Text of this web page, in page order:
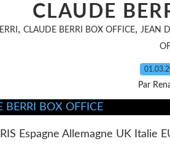
CLAUDE
, CLAUDE BERRI BOX OFFICE, JEAN
Par
Espagne Allemagne UK Italie